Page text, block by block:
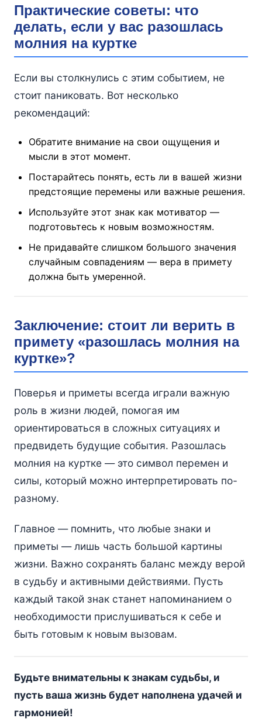
Практические советы: что
делать, если у вас разошлась
молния на куртке
Если вы столкнулись с этим событием, не
стоит паниковать. Вот несколько
рекомендаций:
Обратите внимание на свои ощущения и
мысли в этот момент.
Постарайтесь понять, есть ли в вашей жизни
предстоящие перемены или важные решения.
Используйте этот знак как мотиватор —
подготовьтесь к новым возможностям.
Не придавайте слишком большого значения
случайным совпадениям — вера в примету
должна быть умеренной.
Заключение: стоит ли верить в
примету «разошлась молния на
куртке»?
Поверья и приметы всегда играли важную
роль в жизни людей, помогая им
ориентироваться в сложных ситуациях и
предвидеть будущие события. Разошлась
молния на куртке — это символ перемен и
силы, который можно интерпретировать по-
разному.
Главное — помнить, что любые знаки и
приметы — лишь часть большой картины
жизни. Важно сохранять баланс между верой
в судьбу и активными действиями. Пусть
каждый такой знак станет напоминанием о
необходимости прислушиваться к себе и
быть готовым к новым вызовам.
Будьте внимательны к знакам судьбы, и
пусть ваша жизнь будет наполнена удачей и
гармонией!